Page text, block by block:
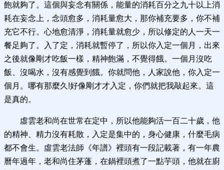
飽就夠了。這個與妄念有關係，能量的消耗百分之九十以上消
耗在妄念上，念頭愈多，消耗量愈大，那你補充要多，你不補
充它不行。心地愈清淨，消耗量就愈少，所以修定的人一天一
餐足夠了。入了定，消耗就暫停了，所以你入定一個月，出來
之後就像剛才吃飯一樣，精神飽滿，不覺得餓。一個月沒吃
飯、沒喝水，沒有感覺到餓。你就問他，人家說他，你入定一
個月。哪有那麼久!好像剛才才入定，你們就把我敲起來。這
是真的。
虛雲老和尚在世常在定中，所以他能夠活一百二十歲，他
的精神、精力沒有耗散，入定是集中的，身心健康，什麼毛病
都不會生。虛雲老法師《年譜》裡頭有一段記載著，有一年農
曆年過年，老和尚住茅蓬，在鍋裡頭煮了一點芋頭，他就在廚